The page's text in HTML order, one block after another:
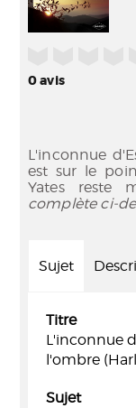
0avis
L'inconnue
est sur le
Yates reste
complète ci-
Sujet
Titre
L'inconnue
l'ombre
Sujet